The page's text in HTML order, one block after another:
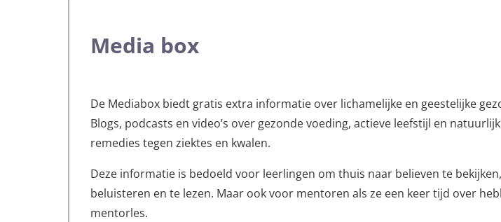
Media box
De Mediabox biedt gratis extra informatie over lichamelijke en geestelijke
Blogs, podcasts en video’s over gezonde voeding, actieve leefstijl en
remedies tegen ziektes en kwalen.
Deze informatie is bedoeld voor leerlingen om thuis naar believen te bekijken,
beluisteren en te lezen. Maar ook voor mentoren als ze een keer tijd over
mentorles.